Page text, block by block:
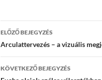
Bejegyzés
navigáció
ELŐZŐ BEJEGYZÉS
Arculattervezés – a vizuális
KÖVETKEZŐ BEJEGYZÉS